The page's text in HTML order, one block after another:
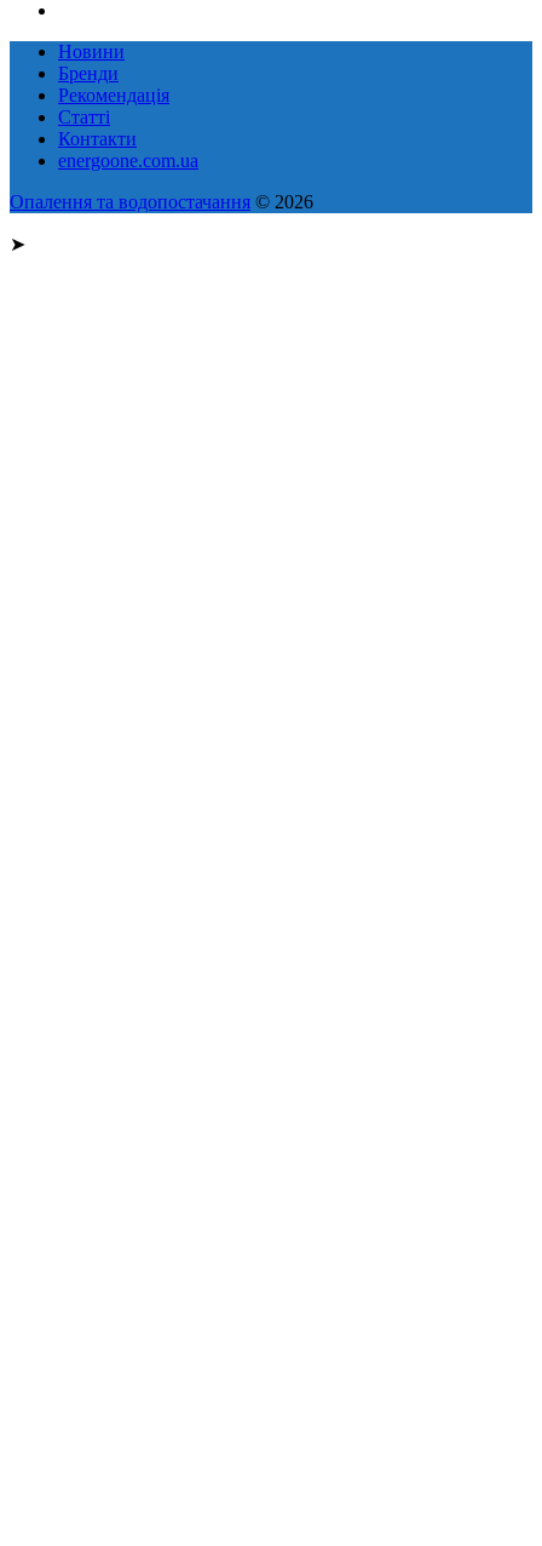
Новини
Бренди
Рекомендація
Статті
Контакти
energoone.com.ua
Опалення та водопостачання © 2026
➤